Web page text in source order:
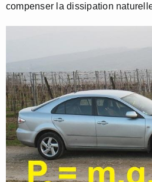
compenser la dissipation